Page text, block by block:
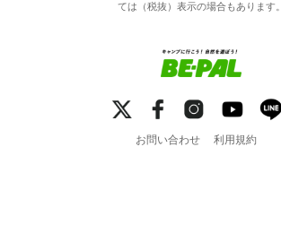
ては（税抜）表示の場合もあります。
お問い合わせ 利用規約